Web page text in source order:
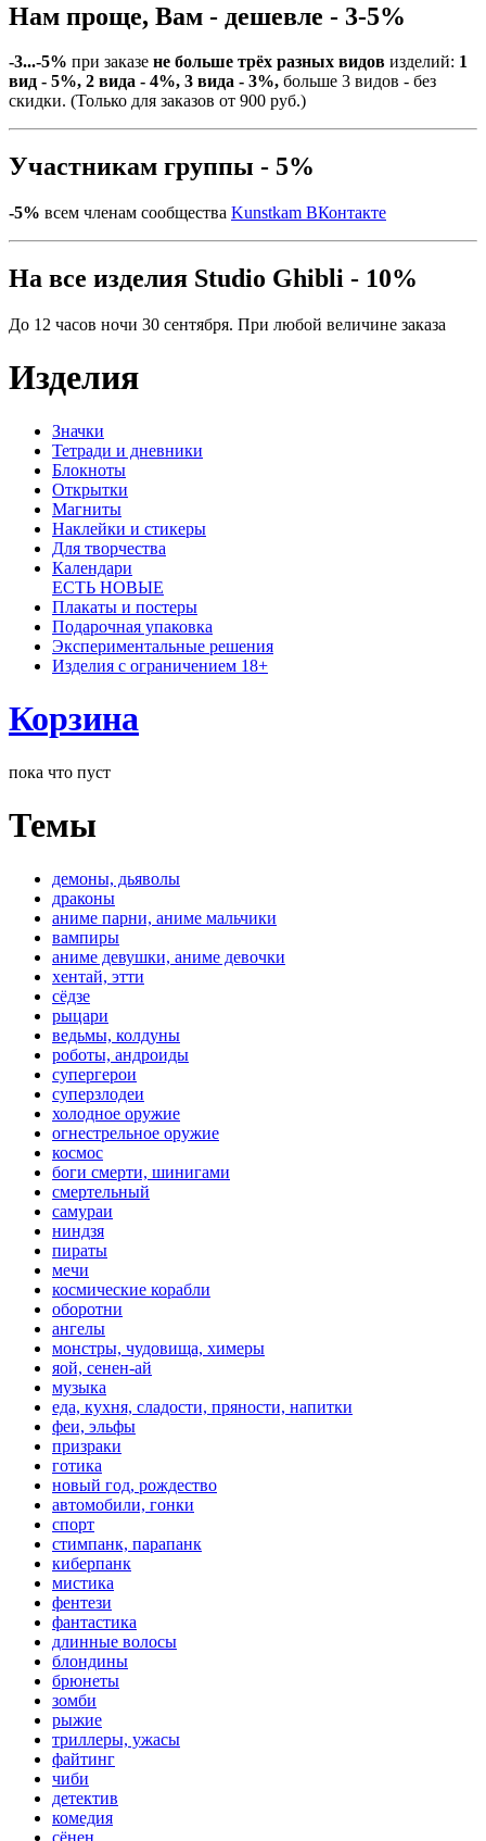
Нам проще, Вам - дешевле - 3-5%
-3...-5% при заказе не больше трёх разных видов изделий: 1
вид - 5%, 2 вида - 4%, 3 вида - 3%, больше 3 видов - без
скидки. (Только для заказов от 900 руб.)
Участникам группы - 5%
-5% всем членам сообщества Kunstkam ВКонтакте
На все изделия Studio Ghibli - 10%
До 12 часов ночи 30 сентября. При любой величине заказа
Изделия
Значки
Тетради и дневники
Блокноты
Открытки
Магниты
Наклейки и стикеры
Для творчества
Календари
ЕСТЬ НОВЫЕ
Плакаты и постеры
Подарочная упаковка
Экспериментальные решения
Изделия с ограничением 18+
Корзина
пока что пуст
Темы
демоны, дьяволы
драконы
аниме парни, аниме мальчики
вампиры
аниме девушки, аниме девочки
хентай, этти
сёдзе
рыцари
ведьмы, колдуны
роботы, андроиды
супергерои
суперзлодеи
холодное оружие
огнестрельное оружие
космос
боги смерти, шинигами
смертельный
самураи
ниндзя
пираты
мечи
космические корабли
оборотни
ангелы
монстры, чудовища, химеры
яой, сенен-ай
музыка
еда, кухня, сладости, пряности, напитки
феи, эльфы
призраки
готика
новый год, рождество
автомобили, гонки
спорт
стимпанк, парапанк
киберпанк
мистика
фентези
фантастика
длинные волосы
блондины
брюнеты
зомби
рыжие
триллеры, ужасы
файтинг
чиби
детектив
комедия
сёнен